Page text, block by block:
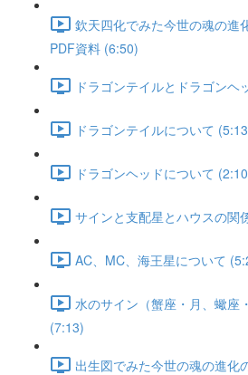
欽天四化でみた今世の魂の進
PDF資料 (6:50)
ドラゴンテイルとドラゴンヘ
ドラゴンテイルについて
ドラゴンヘッドについて
サインと支配星とハウスの関
AC、MC、海王星について
水のサイン（蟹座・月、蠍座
(7:13)
出生図でみた今世の魂の進化